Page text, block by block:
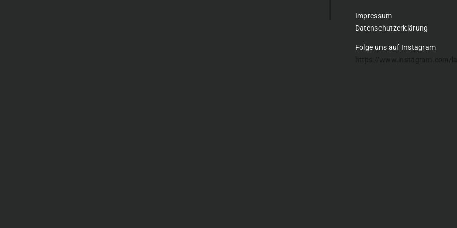
Impressum
Datenschutzerklärung
Folge uns auf Instagram